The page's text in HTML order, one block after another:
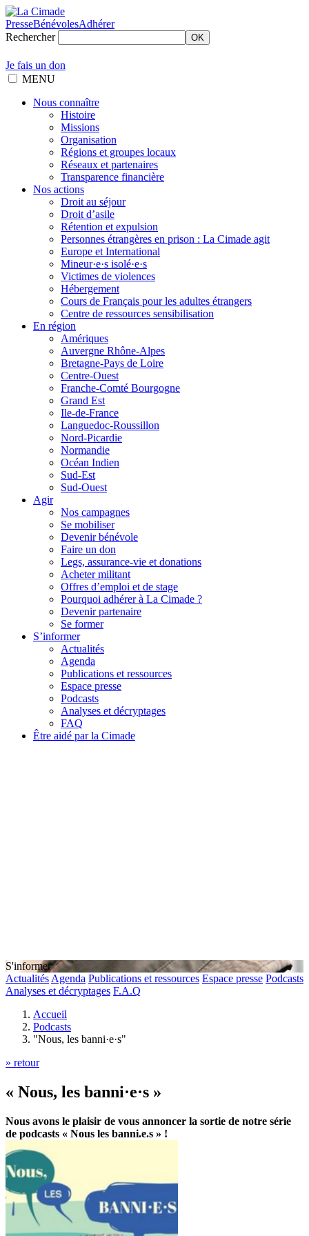
PresseBénévolesAdhérer
Rechercher
OK
Je fais un don
MENU
Nous connaître
Histoire
Missions
Organisation
Régions et groupes locaux
Réseaux et partenaires
Transparence financière
Nos actions
Droit au séjour
Droit d’asile
Rétention et expulsion
Personnes étrangères en prison : La Cimade agit
Europe et International
Mineur·e·s isolé·e·s
Victimes de violences
Hébergement
Cours de Français pour les adultes étrangers
Centre de ressources sensibilisation
En région
Amériques
Auvergne Rhône-Alpes
Bretagne-Pays de Loire
Centre-Ouest
Franche-Comté Bourgogne
Grand Est
Ile-de-France
Languedoc-Roussillon
Nord-Picardie
Normandie
Océan Indien
Sud-Est
Sud-Ouest
Agir
Nos campagnes
Se mobiliser
Devenir bénévole
Faire un don
Legs, assurance-vie et donations
Acheter militant
Offres d’emploi et de stage
Pourquoi adhérer à La Cimade ?
Devenir partenaire
Se former
S’informer
Actualités
Agenda
Publications et ressources
Espace presse
Podcasts
Analyses et décryptages
FAQ
Être aidé par la Cimade
S'informer
Actualités Agenda Publications et ressources Espace presse Podcasts
Analyses et décryptages F.A.Q
Accueil
Podcasts
"Nous, les banni·e·s"
» retour
« Nous, les banni·e·s »
Nous avons le plaisir de vous annoncer la sortie de notre série
de podcasts « Nous les banni.e.s » !